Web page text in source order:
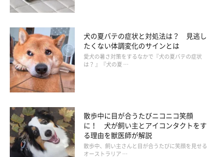
の夜の睡眠は16分のノンレム睡眠→レム睡眠、そして5分ほど目
ステムは、外敵から身を守るために備わったようです。ちなみ
に、犬の睡眠は約8割がレム睡眠だといわれています。
犬の夏バテの症状と対処法は？ 見逃し
たくない体調変化のサインとは
愛犬の暑さ対策をするなかで『犬の夏バテの症状
は？ 』『犬の夏 …
散歩中に目が合うたびニコニコ笑顔
に！ 犬が飼い主とアイコンタクトをす
る理由を獣医師が解説
散歩中、飼い主さんと目が合うたびに笑顔を見せる
オーストラリア …